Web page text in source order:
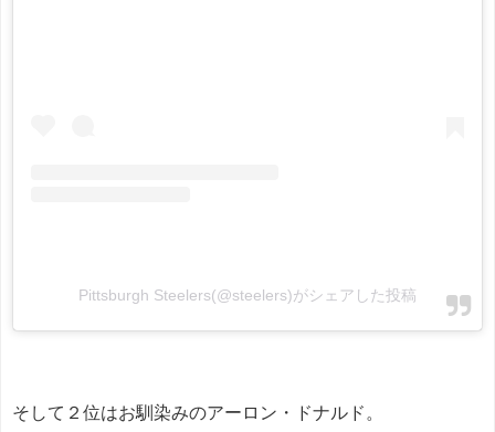
Pittsburgh Steelers(@steelers)がシェアした投稿
そして２位はお馴染みのアーロン・ドナルド。